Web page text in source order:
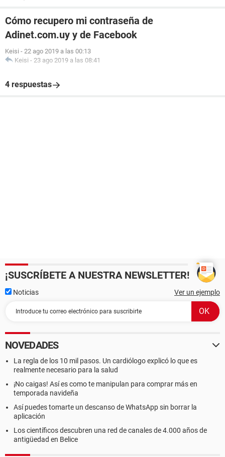
Cómo recupero mi contraseña de
Adinet.com.uy y de Facebook
Keisi - 22 ago 2019 a las 00:13
Keisi - 23 ago 2019 a las 08:41
4 respuestas
¡SUSCRÍBETE A NUESTRA NEWSLETTER!
Noticias Ver un ejemplo
NOVEDADES
La regla de los 10 mil pasos. Un cardiólogo explicó lo que es
realmente necesario para la salud
¡No caigas! Así es como te manipulan para comprar más en
temporada navideña
Así puedes tomarte un descanso de WhatsApp sin borrar la
aplicación
Los científicos descubren una red de canales de 4.000 años de
antigüedad en Belice